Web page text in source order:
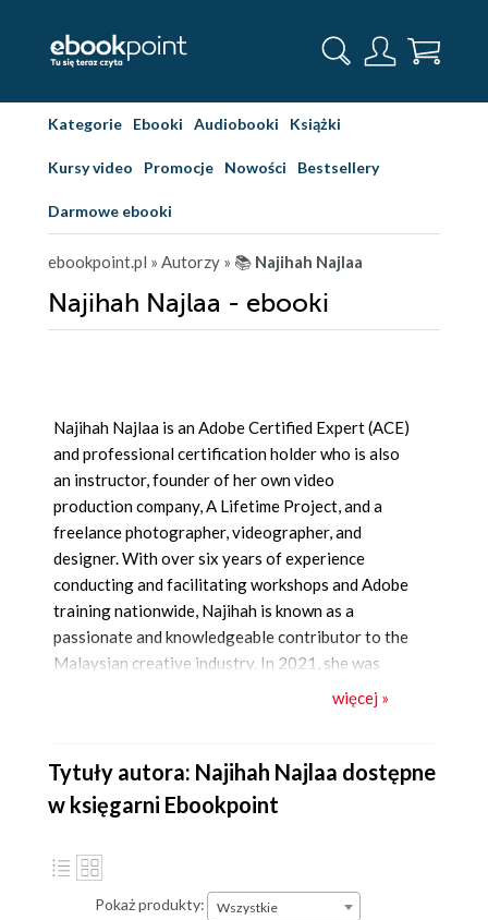
Kategorie Ebooki Audiobooki Książki
Kursy video Promocje Nowości Bestsellery
Darmowe ebooki
ebookpoint.pl » Autorzy » 📚 Najihah Najlaa
Najihah Najlaa - ebooki
Najihah Najlaa is an Adobe Certified Expert (ACE)
and professional certification holder who is also
an instructor, founder of her own video
production company, A Lifetime Project, and a
freelance photographer, videographer, and
designer. With over six years of experience
conducting and facilitating workshops and Adobe
training nationwide, Najihah is known as a
passionate and knowledgeable contributor to the
Malaysian creative industry. In 2021, she was
invited to speak at Adobe Max and is currently
media products, photography, and videography
for corporate and private sectors.
więcej »
Tytuły autora: Najihah Najlaa dostępne
w księgarni Ebookpoint
Pokaż produkty: Wszystkie